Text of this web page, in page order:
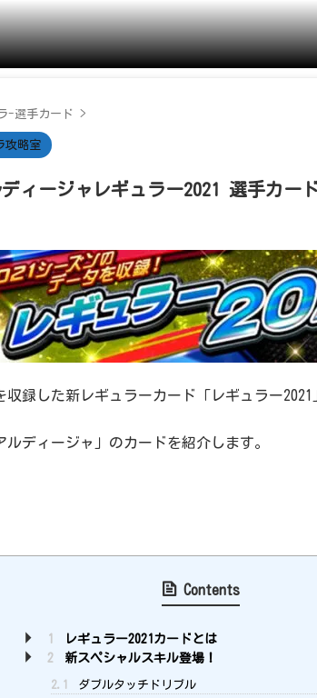
-選手カード >
攻略室
ディージャレギュラー2021 選手カー
収録した新レギュラーカード「レギュラー2021
ディージャ」のカードを紹介します。
Contents
1
レギュラー2021カードとは
2
新スペシャルスキル登場！
2.1 ダブルタッチドリブル